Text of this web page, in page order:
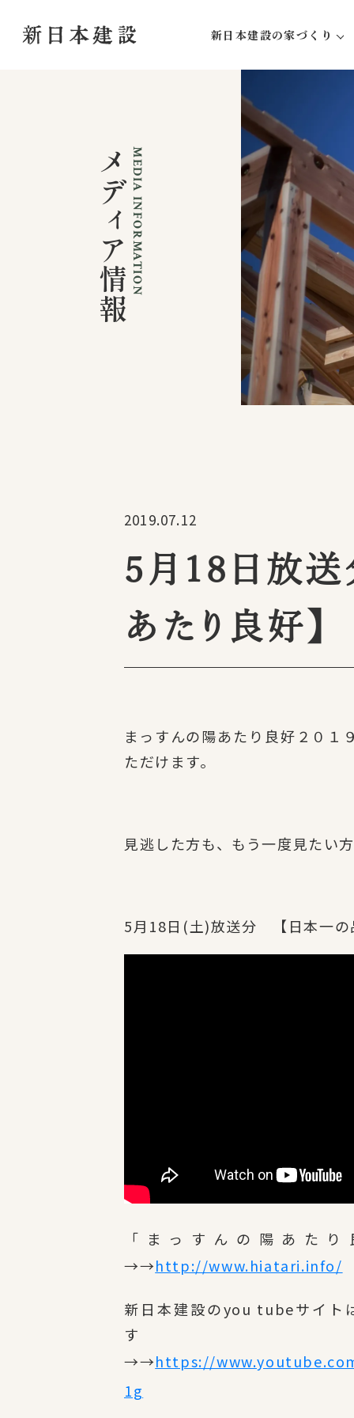
新日本建設の家づくり
家づくりの流れ
アフターサポート
メディア情報
2019.07.12
5月18日放送
あたり良好】
まっすんの陽あたり良好２０
ただけます。
見逃した方も、もう一度見たい
5月18日(土)放送分 【日本一の
「まっすんの陽あた
→→http://www.hiatari.info/
新日本建設のyou tubeサイト
→→https://
1g